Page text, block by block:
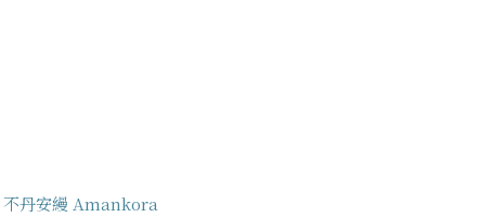
不丹安縵 Amankora